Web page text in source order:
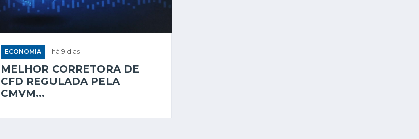
ECONOMIA há 9 dias
MELHOR CORRETORA DE
CFD REGULADA PELA
CMVM...